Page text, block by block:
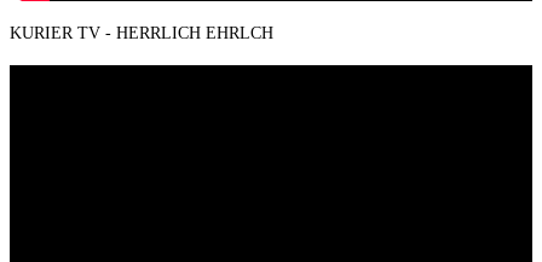
KURIER TV - HERRLICH EHRLCH